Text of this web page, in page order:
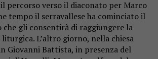
percorso verso il diaconato per Marco
tempo il serravallese ha cominciato il
che gli consentirà di raggiungere la
L’altro giorno, nella chiesa
Giovanni Battista, in presenza del